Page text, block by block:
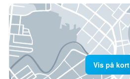
Vis på kort